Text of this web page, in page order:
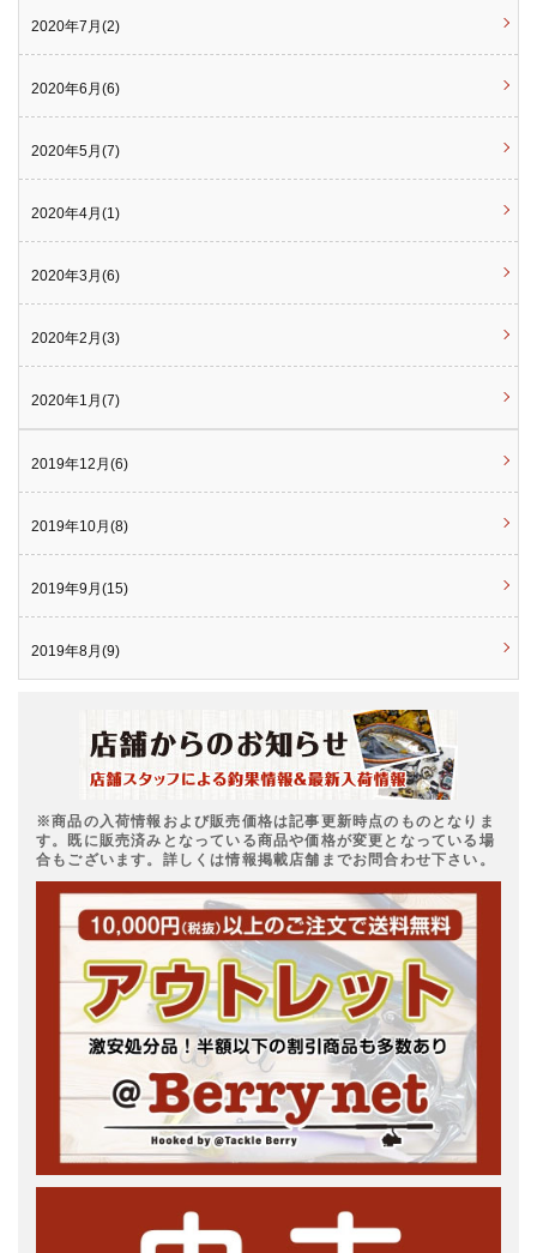
2020年7月(2)
2020年6月(6)
2020年5月(7)
2020年4月(1)
2020年3月(6)
2020年2月(3)
2020年1月(7)
2019年12月(6)
2019年10月(8)
2019年9月(15)
2019年8月(9)
※商品の入荷情報および販売価格は記事更新時点のものとなりま
す。既に販売済みとなっている商品や価格が変更となっている場
合もございます。詳しくは情報掲載店舗までお問合わせ下さい。